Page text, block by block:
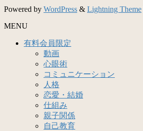
Powered by WordPress & Lightning Theme
MENU
有料会員限定
動画
心眼術
コミュニケーション
人格
恋愛・結婚
仕組み
親子関係
自己教育